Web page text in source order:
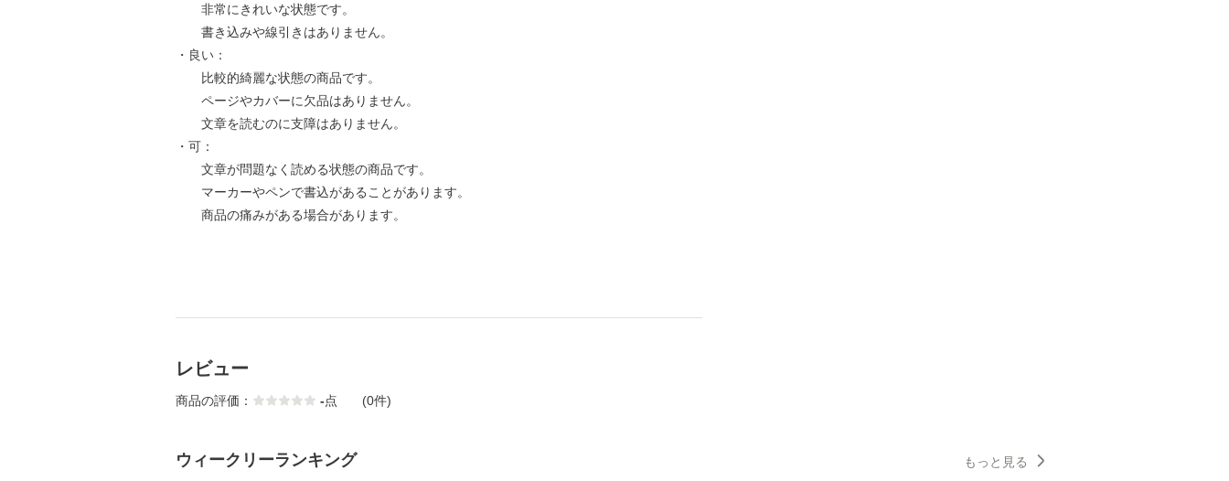
非常にきれいな状態です。
書き込みや線引きはありません。
・良い：
比較的綺麗な状態の商品です。
ページやカバーに欠品はありません。
文章を読むのに支障はありません。
・可：
文章が問題なく読める状態の商品です。
マーカーやペンで書込があることがあります。
商品の痛みがある場合があります。
レビュー
商品の評価： -点 (0件)
ウィークリーランキング もっと見る